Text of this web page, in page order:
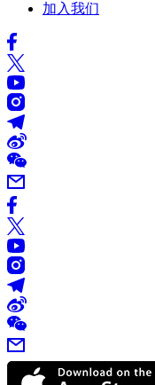
加入我们